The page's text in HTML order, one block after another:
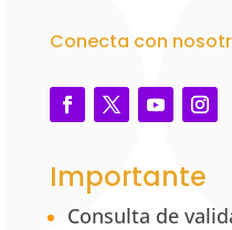
Conecta con
Importante
Consulta de